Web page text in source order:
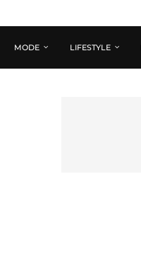
MODE LIFESTYLE